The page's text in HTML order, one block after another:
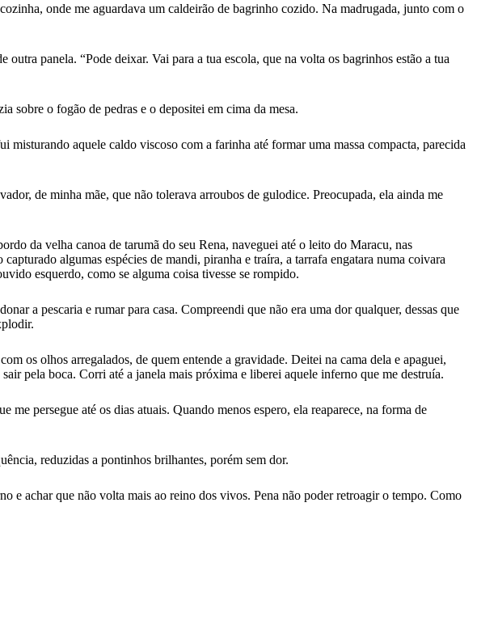
onde me aguardava um caldeirão de bagrinho cozido. Na madrugada, junto com o
panela. “Pode deixar. Vai para a tua escola, que na volta os bagrinhos estão a tua
sobre o fogão de pedras e o depositei em cima da mesa.
aquele caldo viscoso com a farinha até formar uma massa compacta, parecida
de minha mãe, que não tolerava arroubos de gulodice. Preocupada, ela ainda me
da velha canoa de tarumã do seu Rena, naveguei até o leito do Maracu, nas
algumas espécies de mandi, piranha e traíra, a tarrafa engatara numa coivara
esquerdo, como se alguma coisa tivesse se rompido.
a pescaria e rumar para casa. Compreendi que não era uma dor qualquer, dessas que
os olhos arregalados, de quem entende a gravidade. Deitei na cama dela e apaguei,
pela boca. Corri até a janela mais próxima e liberei aquele inferno que me destruía.
me persegue até os dias atuais. Quando menos espero, ela reaparece, na forma de
reduzidas a pontinhos brilhantes, porém sem dor.
e achar que não volta mais ao reino dos vivos. Pena não poder retroagir o tempo. Como